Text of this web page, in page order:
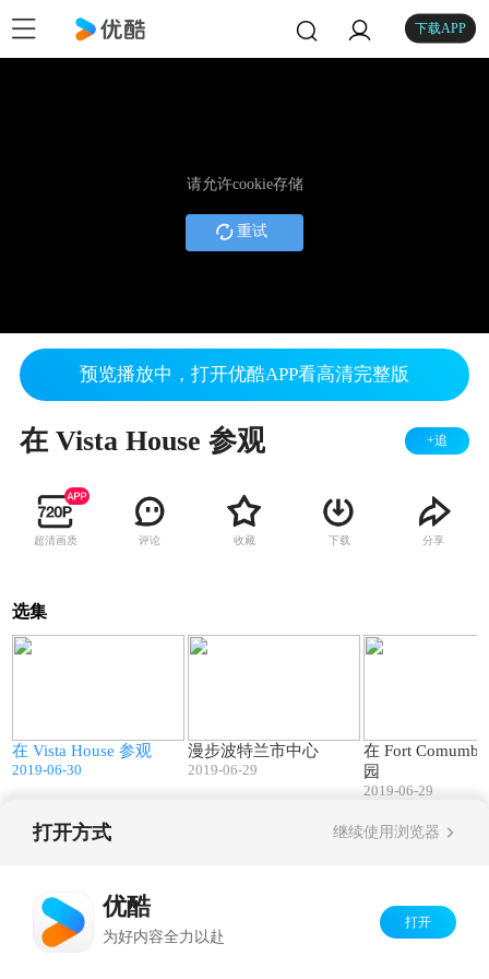
下载APP
请允许cookie存储
重试
预览播放中，打开优酷APP看高清完整版
在 Vista House 参观 +追
超清画质 评论 收藏 下载 分享
选集
在 Vista House 参观
2019-06-30
漫步波特兰市中心
2019-06-29
在 Fort
园
2019-06-29
打开方式 继续使用浏览器
优酷
为好内容全力以赴
打开